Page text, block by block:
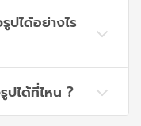
ปได้อย่างไร
ปได้ที่ไหน ?